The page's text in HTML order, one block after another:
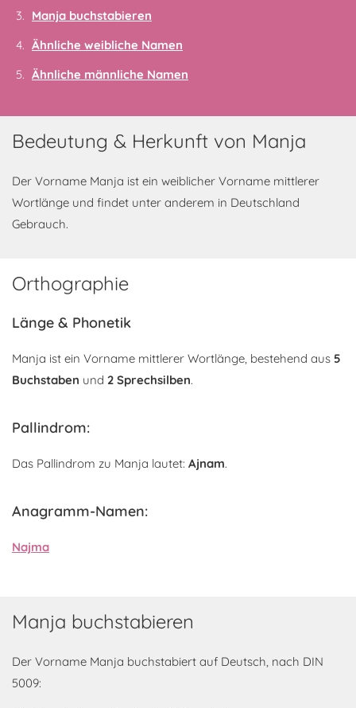
Manja buchstabieren
Ähnliche weibliche Namen
Ähnliche männliche Namen
Bedeutung & Herkunft von Manja
Der Vorname Manja ist ein weiblicher Vorname mittlerer
Wortlänge und findet unter anderem in Deutschland
Gebrauch.
Orthographie
Länge & Phonetik
Manja ist ein Vorname mittlerer Wortlänge, bestehend aus 5
Buchstaben und 2 Sprechsilben.
Pallindrom:
Das Pallindrom zu Manja lautet: Ajnam.
Anagramm-Namen:
Najma
Manja buchstabieren
Der Vorname Manja buchstabiert auf Deutsch, nach DIN
5009: